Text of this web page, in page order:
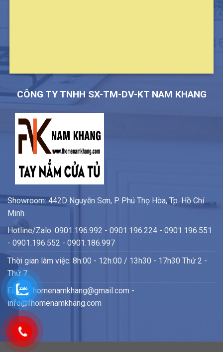
CÔNG TY TNHH SX-TM-DV-KT NAM KHANG
Showroom: 442D Nguyễn Sơn, P. Phú Thọ Hòa, Tp. Hồ Chí
Minh
Hotline/Zalo: 0901.196.992 - 0901.196.224 - 0901.196.551
- 0901.196.552 - 0901.186.997
Thời gian làm việc: 8h:00 - 12h:00 / 13h30 - 17h30 Thứ 2 -
Thứ 7
Email: fhomenamkhang@gmail.com -
info@fhomenamkhang.com